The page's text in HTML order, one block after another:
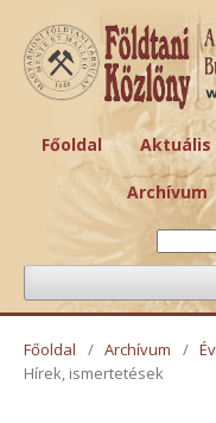
Főoldal Aktuális
Archívum
Főoldal / Archívum /
Hírek, ismertetések